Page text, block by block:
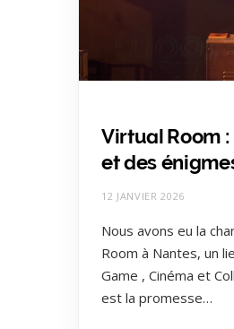
Virtual Room
et des
12 JANVIER 2026
Nous avons eu la
Room à Nantes, un
Game , Cinéma et
est la promesse…